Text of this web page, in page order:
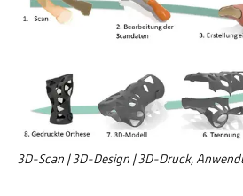
3D-Scan | 3D-Design | 3D-Druck,